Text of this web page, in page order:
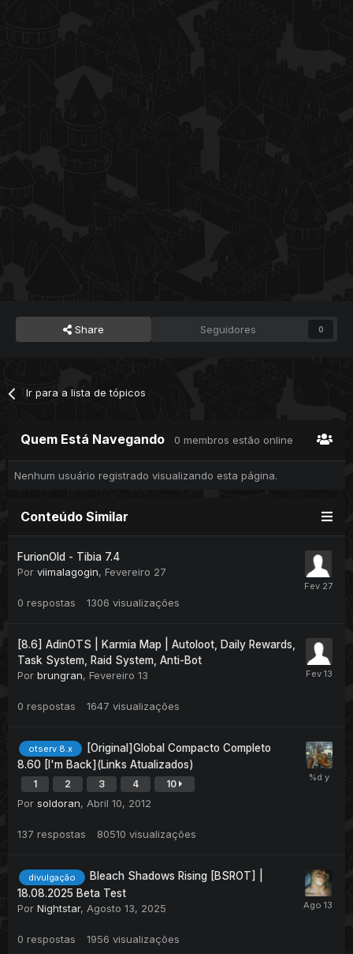
Share Seguidores 0
Ir para a lista de tópicos
Quem Está Navegando 0 membros estão online
Nenhum usuário registrado visualizando esta página.
Conteúdo Similar
FurionOld - Tibia 7.4
Por viimalagogin, Fevereiro 27
0 respostas 1306 visualizações
[8.6] AdinOTS | Karmia Map | Autoloot, Daily Rewards,
Task System, Raid System, Anti-Bot
Por brungran, Fevereiro 13
0 respostas 1647 visualizações
otserv 8.x
[Original]Global Compacto Completo
8.60 [I'm Back](Links Atualizados)
1 2 3 4 10
Por soldoran, Abril 10, 2012
137 respostas 80510 visualizações
divulgação
Bleach Shadows Rising [BSROT] |
18.08.2025 Beta Test
Por Nightstar, Agosto 13, 2025
0 respostas 1956 visualizações